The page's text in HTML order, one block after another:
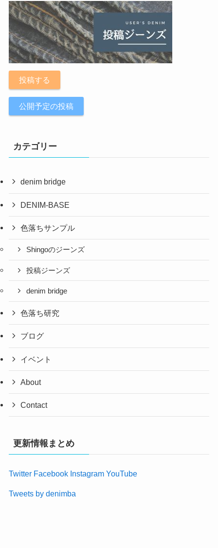
投稿する
公開予定の投稿
カテゴリー
denim bridge
DENIM-BASE
色落ちサンプル
Shingoのジーンズ
投稿ジーンズ
denim bridge
色落ち研究
ブログ
イベント
About
Contact
更新情報まとめ
Twitter Facebook Instagram YouTube
Tweets by denimba